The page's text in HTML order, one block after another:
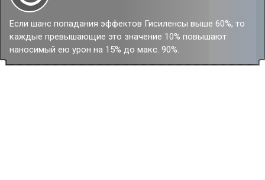
Если шанс попадания эффектов Гисиленсы выше 60%, то
каждые превышающие это значение 10% повышают
наносимый ею урон на 15% до макс. 90%.